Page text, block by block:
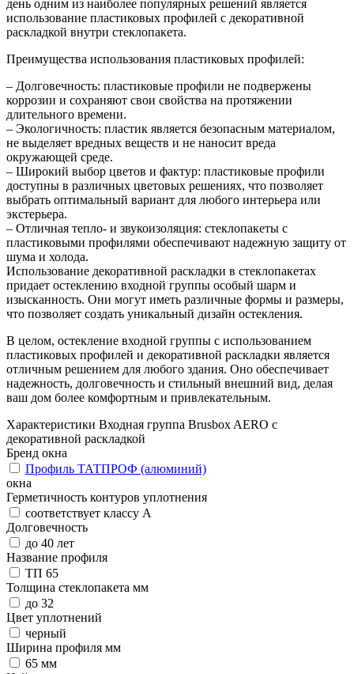
день одним из наиболее популярных решений является
использование пластиковых профилей с декоративной
раскладкой внутри стеклопакета.
Преимущества использования пластиковых профилей:
– Долговечность: пластиковые профили не подвержены
коррозии и сохраняют свои свойства на протяжении
длительного времени.
– Экологичность: пластик является безопасным материалом,
не выделяет вредных веществ и не наносит вреда
окружающей среде.
– Широкий выбор цветов и фактур: пластиковые профили
доступны в различных цветовых решениях, что позволяет
выбрать оптимальный вариант для любого интерьера или
экстерьера.
– Отличная тепло- и звукоизоляция: стеклопакеты с
пластиковыми профилями обеспечивают надежную защиту от
шума и холода.
Использование декоративной раскладки в стеклопакетах
придает остеклению входной группы особый шарм и
изысканность. Они могут иметь различные формы и размеры,
что позволяет создать уникальный дизайн остекления.
В целом, остекление входной группы с использованием
пластиковых профилей и декоративной раскладки является
отличным решением для любого здания. Оно обеспечивает
надежность, долговечность и стильный внешний вид, делая
ваш дом более комфортным и привлекательным.
Характеристики Входная группа Brusbox AERO с
декоративной раскладкой
Бренд окна
Профиль ТАТПРОФ (алюминий)
окна
Герметичность контуров уплотнения
соответствует классу А
Долговечность
до 40 лет
Название профиля
ТП 65
Толщина стеклопакета мм
до 32
Цвет уплотнений
черный
Ширина профиля мм
65 мм